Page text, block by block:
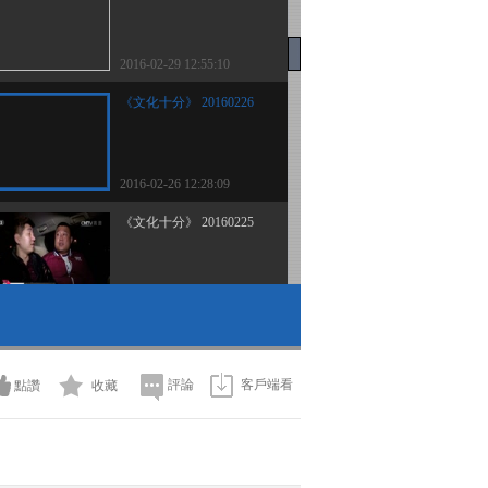
2016-02-29 12:55:10
《文化十分》 20160226
2016-02-26 12:28:09
《文化十分》 20160225
2016-02-24 13:48:10
點讚 收藏 評論 客戶端看